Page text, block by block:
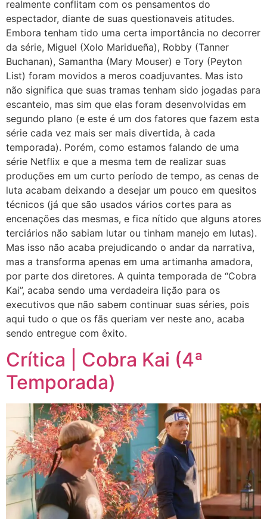
realmente conflitam com os pensamentos do
espectador, diante de suas questionaveis atitudes.
Embora tenham tido uma certa importância no decorrer
da série, Miguel (Xolo Maridueña), Robby (Tanner
Buchanan), Samantha (Mary Mouser) e Tory (Peyton
List) foram movidos a meros coadjuvantes. Mas isto
não significa que suas tramas tenham sido jogadas para
escanteio, mas sim que elas foram desenvolvidas em
segundo plano (e este é um dos fatores que fazem esta
série cada vez mais ser mais divertida, à cada
temporada). Porém, como estamos falando de uma
série Netflix e que a mesma tem de realizar suas
produções em um curto período de tempo, as cenas de
luta acabam deixando a desejar um pouco em quesitos
técnicos (já que são usados vários cortes para as
encenações das mesmas, e fica nítido que alguns atores
terciários não sabiam lutar ou tinham manejo em lutas).
Mas isso não acaba prejudicando o andar da narrativa,
mas a transforma apenas em uma artimanha amadora,
por parte dos diretores. A quinta temporada de “Cobra
Kai”, acaba sendo uma verdadeira lição para os
executivos que não sabem continuar suas séries, pois
aqui tudo o que os fãs queriam ver neste ano, acaba
sendo entregue com êxito.
Crítica | Cobra Kai (4ª
Temporada)